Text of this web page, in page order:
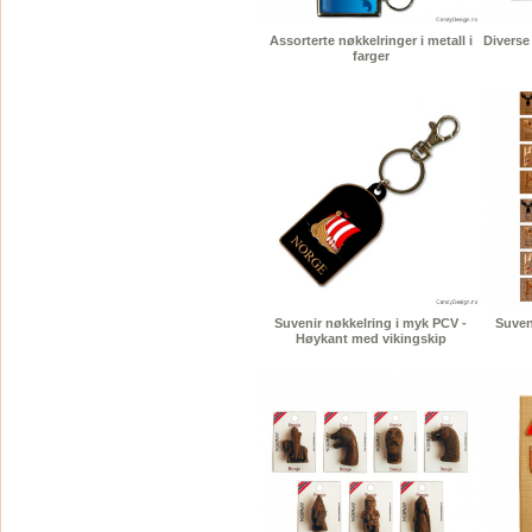
Assorterte nøkkelringer i metall i
farger
Suvenir nøkkelring i myk PCV -
Høykant med vikingskip